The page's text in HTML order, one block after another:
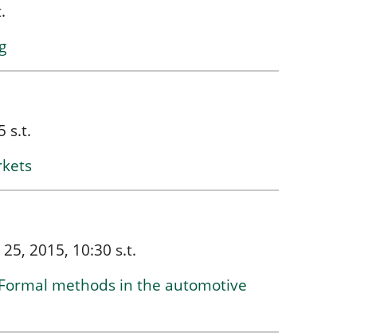
s.t.
2015, 10:30 s.t.
methods in the automotive